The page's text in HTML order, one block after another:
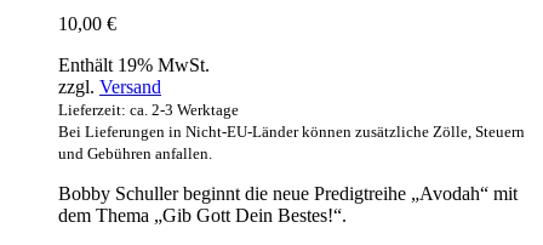
10,00 €
Enthält 19% MwSt.
zzgl. Versand
Lieferzeit: ca. 2-3 Werktage
Bei Lieferungen in Nicht-EU-Länder können zusätzliche Zölle, Steuern
und Gebühren anfallen.
Bobby Schuller beginnt die neue Predigtreihe „Avodah“ mit
dem Thema „Gib Gott Dein Bestes!“.